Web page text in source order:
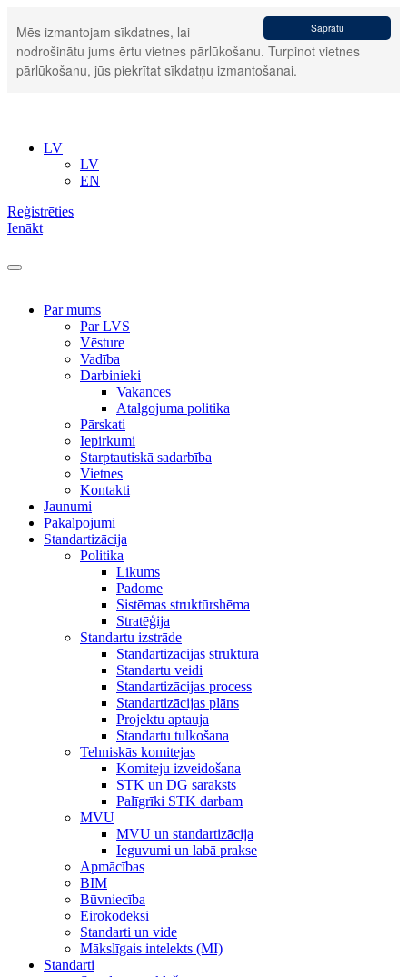
Sapratu
Mēs izmantojam sīkdatnes, lai
nodrošinātu jums ērtu vietnes pārlūkošanu. Turpinot vietnes
pārlūkošanu, jūs piekrītat sīkdatņu izmantošanai.
LV
LV
EN
Reģistrēties
Ienākt
Par mums
Par LVS
Vēsture
Vadība
Darbinieki
Vakances
Atalgojuma politika
Pārskati
Iepirkumi
Starptautiskā sadarbība
Vietnes
Kontakti
Jaunumi
Pakalpojumi
Standartizācija
Politika
Likums
Padome
Sistēmas struktūrshēma
Stratēģija
Standartu izstrāde
Standartizācijas struktūra
Standartu veidi
Standartizācijas process
Standartizācijas plāns
Projektu aptauja
Standartu tulkošana
Tehniskās komitejas
Komiteju izveidošana
STK un DG saraksts
Palīgrīki STK darbam
MVU
MVU un standartizācija
Ieguvumi un labā prakse
Apmācības
BIM
Būvniecība
Eirokodeksi
Standarti un vide
Mākslīgais intelekts (MI)
Standarti